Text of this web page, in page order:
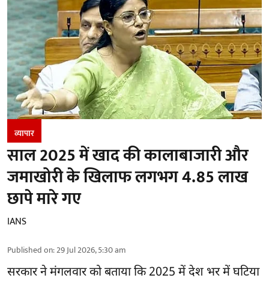
व्यापार
साल 2025 में खाद की कालाबाजारी और
जमाखोरी के खिलाफ लगभग 4.85 लाख
छापे मारे गए
IANS
Published on:29 Jul 2026, 5:30 am
सरकार ने मंगलवार को बताया कि 2025 में देश भर में घटिया